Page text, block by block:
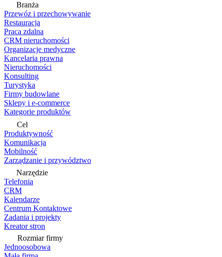
Branża
Przewóz i przechowywanie
Restauracja
Praca zdalna
CRM nieruchomości
Organizacje medyczne
Kancelaria prawna
Nieruchomości
Konsulting
Turystyka
Firmy budowlane
Sklepy i e-commerce
Kategorie produktów
Cel
Produktywność
Komunikacja
Mobilność
Zarządzanie i przywództwo
Narzędzie
Telefonia
CRM
Kalendarze
Centrum Kontaktowe
Zadania i projekty
Kreator stron
Rozmiar firmy
Jednoosobowa